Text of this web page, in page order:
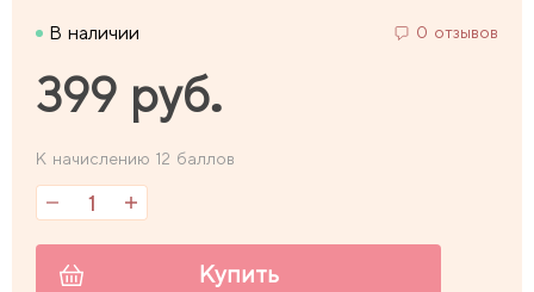
В наличии 0 отзывов
399 руб.
К начислению 12 баллов
Купить